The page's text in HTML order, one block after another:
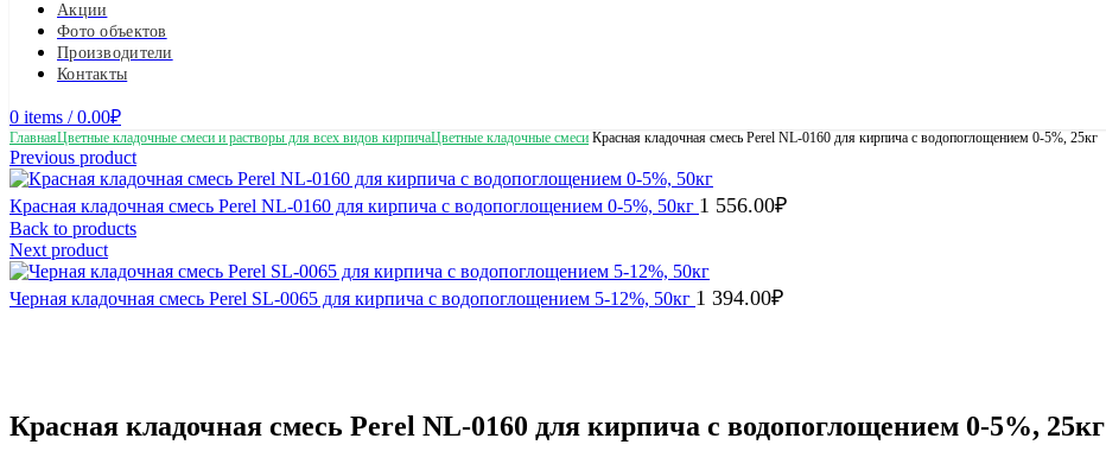
Акции
Фото объектов
Производители
Контакты
0 items / 0.00₽
ГлавнаяЦветные кладочные смеси и растворы для всех видов кирпичаЦветные кладочные смеси Красная кладочная смесь Perel NL-0160 для кирпича с водопоглощением 0-5%, 25кг
Previous product
Красная кладочная смесь Perel NL-0160 для кирпича с водопоглощением 0-5%, 50кг 1 556.00₽
Back to products
Next product
Черная кладочная смесь Perel SL-0065 для кирпича с водопоглощением 5-12%, 50кг 1 394.00₽
Красная кладочная смесь Perel NL-0160 для кирпича с водопоглощением 0-5%, 25кг